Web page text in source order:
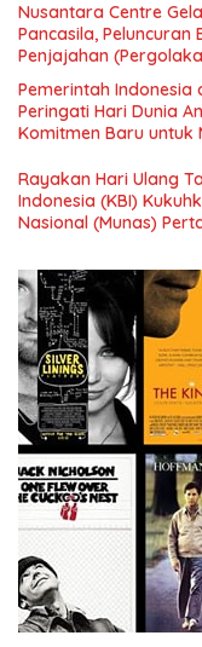
Nusantara Centre
Pancasila,
Penjajahan
Simposium Nasional
Nasional dan
Menuju Indonesia
Pemerintah
Peringati Hari Dunia
Komitmen Baru untuk
Rayakan Hari Ulang
Indonesia (KBI)
Nasional (Munas)
Indonesia dan